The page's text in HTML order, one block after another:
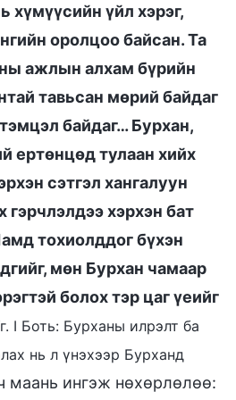
хүмүүсийн үйл хэрэг,
оролцоо байсан. Та
ажлын алхам бүрийн
тавьсан мөрий байдаг
байдаг… Бурхан,
ертөнцөд тулаан хийх
сэтгэл хангалуун
гэрчлэлдээ хэрхэн бат
тохиолддог бүхэн
мөн Бурхан чамаар
болох тэр цаг үеийг
I Боть: Бурханы илрэлт ба
нь л үнэхээр Бурханд
маань ингэж нөхөрлөлөө: